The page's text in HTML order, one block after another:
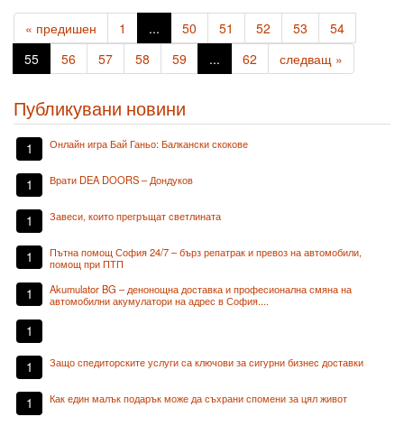
« предишен 1 ... 50 51 52 53
54
55
56 57 58 59 ... 62 следващ »
Публикувани новини
1 Онлайн игра Бай Ганьо: Балкански скокове
1 Врати DEA DOORS – Дондуков
1 Завеси, които прегръщат светлината
1
Пътна помощ София 24/7 – бърз репатрак и превоз на автомобили,
помощ при ПТП
1
Akumulator BG – денонощна доставка и професионална смяна на
автомобилни акумулатори на адрес в София....
1
1 Защо спедиторските услуги са ключови за сигурни бизнес доставки
1 Как един малък подарък може да съхрани спомени за цял живот